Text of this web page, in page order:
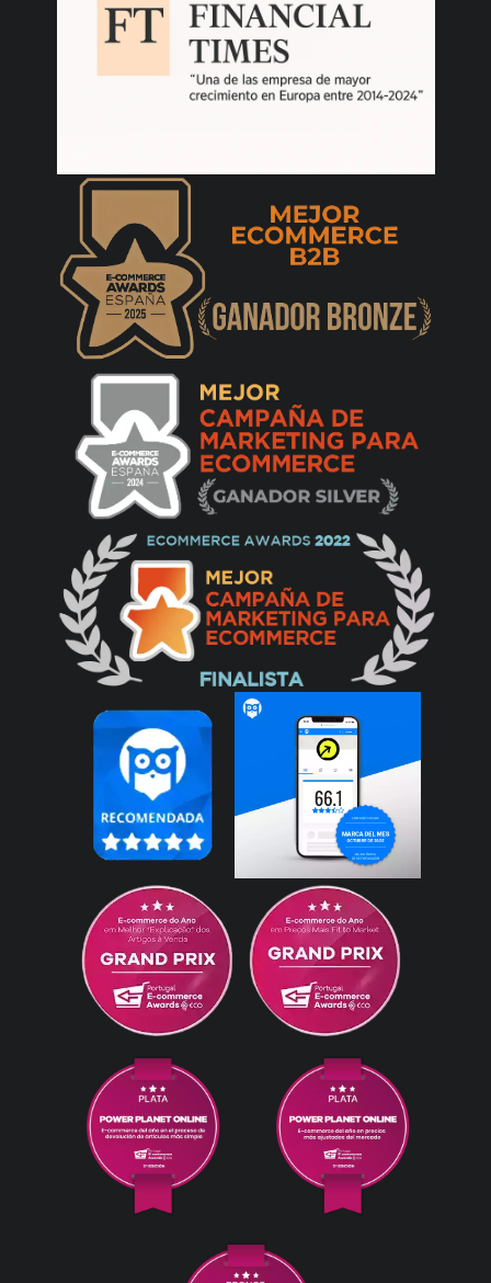
30/12/2021
¡Producto muy innovador, lo esperaba desde
hace mucho tiempo! ¡Stock en Portugal no
Queen
Llevo Tiempo esperándola y no aparece
nunca ha estado en stock creo !!
Powerplanet:
Actualmente no tenemos fecha prevista de
recepción de stock de este producto. Puede
suscribirse y cuando haya stock le llegará
una notificación. Un saludo